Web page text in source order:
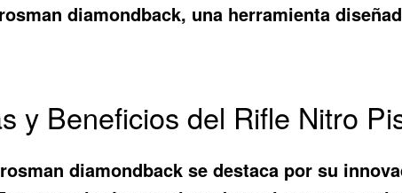
diamondback, una herramienta
y Beneficios del Rifle Nitro
diamondback se destaca por su